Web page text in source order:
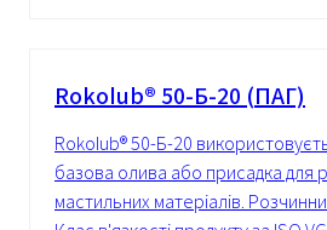
Rokolub® 50-Б-20 (ПАГ)
Rokolub® 50-Б-20
базова олива або присадка для
мастильних матеріалів.